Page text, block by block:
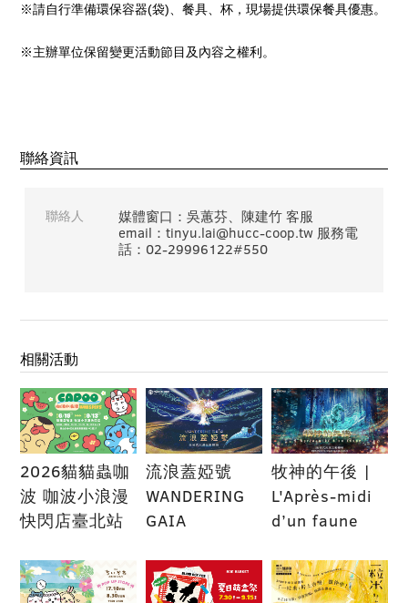
※請自行準備環保容器(袋)、餐具、杯，現場提供環保餐具優惠。
※主辦單位保留變更活動節目及內容之權利。
聯絡資訊
聯絡人
媒體窗口：吳蕙芬、陳建竹 客服
email：tinyu.lai@hucc-coop.tw 服務電
話：02-29996122#550
相關活動
2026貓貓蟲咖
波 咖波小浪漫
快閃店臺北站
流浪蓋婭號
WANDERING
GAIA
牧神的午後 |
L'Après-midi
d’un faune